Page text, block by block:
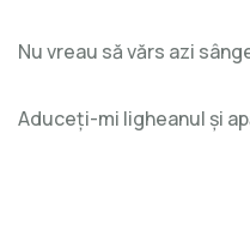
Nu vreau să vărs azi
Aduceți-mi ligheanul și